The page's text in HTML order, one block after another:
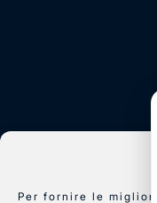
Per fornire le